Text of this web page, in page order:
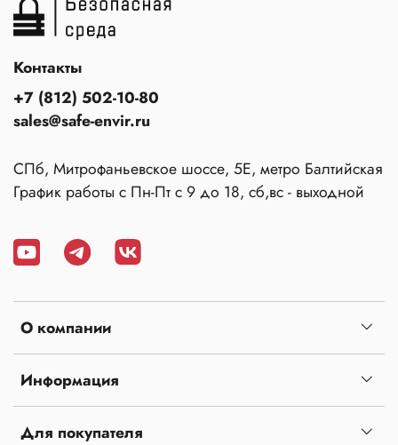
О компании
Информация
Для покупателя
Контакты
+7 (812) 502-10-80
sales@safe-envir.ru
СПб, Митрофаньевское шоссе, 5Е, метро Балтийская
График работы с Пн-Пт с 9 до 18, сб,вс - выходной